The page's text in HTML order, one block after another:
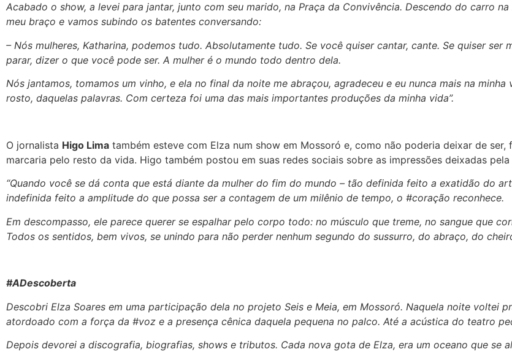
Acabado o show, a levei para jantar, junto com seu marido, na Praça da Convivência. Descendo do carro
meu braço e vamos subindo os batentes conversando:
– Nós mulheres, Katharina, podemos tudo. Absolutamente tudo. Se você quiser cantar, cante. Se quiser ser
parar, dizer o que você pode ser. A mulher é o mundo todo dentro dela.
Nós jantamos, tomamos um vinho, e ela no final da noite me abraçou, agradeceu e eu nunca mais na
rosto, daquelas palavras. Com certeza foi uma das mais importantes produções da minha vida”.
O jornalista Higo Lima também esteve com Elza num show em Mossoró e, como não poderia deixar de
marcaria pelo resto da vida. Higo também postou em suas redes sociais sobre as impressões deixadas
“Quando você se dá conta que está diante da mulher do fim do mundo – tão definida feito a exatidão do
indefinida feito a amplitude do que possa ser a contagem de um milênio de tempo, o #coração reconhece.
Em descompasso, ele parece querer se espalhar pelo corpo todo: no músculo que treme, no sangue que
Todos os sentidos, bem vivos, se unindo para não perder nenhum segundo do sussurro, do abraço, do
#ADescoberta
Descobri Elza Soares em uma participação dela no projeto Seis e Meia, em Mossoró. Naquela noite voltei
atordoado com a força da #voz e a presença cênica daquela pequena no palco. Até a acústica do teatro
Depois devorei a discografia, biografias, shows e tributos. Cada nova gota de Elza, era um oceano que se